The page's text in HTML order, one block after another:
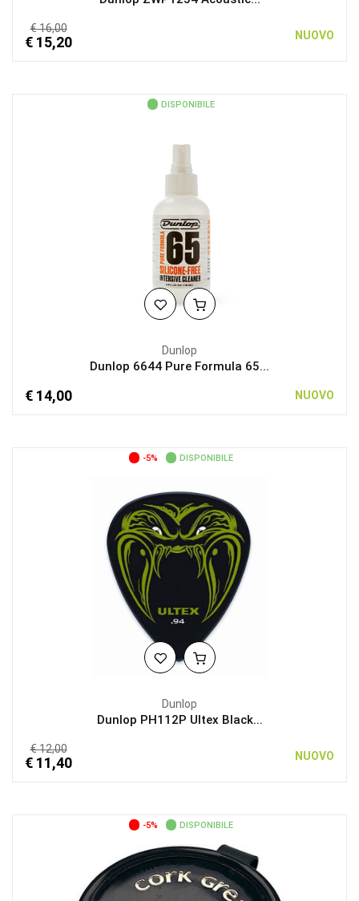
€ 16,00
€ 15,20 NUOVO
DISPONIBILE
Dunlop
Dunlop 6644 Pure Formula 65...
€ 14,00 NUOVO
-5% DISPONIBILE
Dunlop
Dunlop PH112P Ultex Black...
€ 12,00
€ 11,40 NUOVO
-5% DISPONIBILE